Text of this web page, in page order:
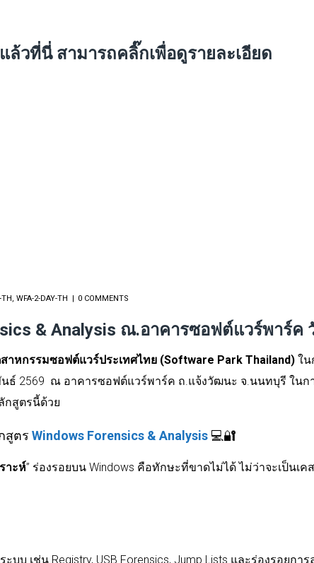
ล้วที่นี่สามารถคลิ๊กเพื่อดูรายละเอียด
TH, WFA-2-DAY-TH 0 COMMENTS
& Analysis ณ.อาคารซอฟต์แวร์พาร์
าหกรรมซอฟต์แวร์ประเทศไทย (Software Park Thailand) ใน
ธ์ 2569 ณ อาคารซอฟต์แวร์พาร์ค ถ.แจ้งวัฒนะ จ.นนทบุรี ในก
กสูตรนี้ด้วย
สูตร Windows Forensics & Analysis 💻🔐
าะห์” ร่องรอยบน Windows คือทักษะที่ขาดไม่ได้ ไม่ว่าจะเป็นเ
ะบบ เช่น Registry, USB Forensics, Jump Lists และร่องรอยกา